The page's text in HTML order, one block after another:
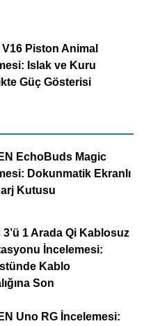
Piston Animal
Islak ve Kuru
Güç Gösterisi
EchoBuds Magic
Dokunmatik Ekranlı
Kutusu
3’ü 1 Arada Qi Kablosuz
İncelemesi:
Kablo
Son
Uno RG İncelemesi: